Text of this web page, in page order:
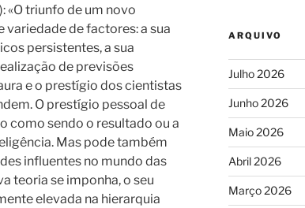
«O triunfo de um novo
variedade de factores: a sua
persistentes, a sua
de previsões
e o prestígio dos cientistas
O prestígio pessoal de
como sendo o resultado ou a
Mas pode também
influentes no mundo das
teoria se imponha, o seu
elevada na hierarquia
ARQUIVO
Julho 2026
Junho 2026
Maio 2026
Abril 2026
Março 2026